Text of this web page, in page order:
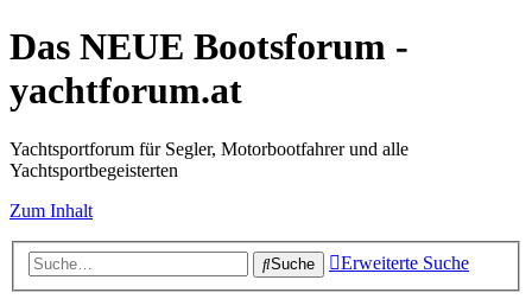
Das NEUE Bootsforum -
yachtforum.at
Yachtsportforum für Segler, Motorbootfahrer und alle
Yachtsportbegeisterten
Zum Inhalt
Suche Erweiterte Suche